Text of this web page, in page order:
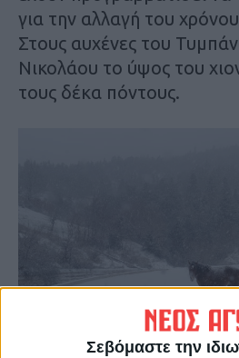
Σεβόμαστε την
για την αλλαγή του
Στους αυχένες του
Νικολάου το ύψος του
τους δέκα πόντους.